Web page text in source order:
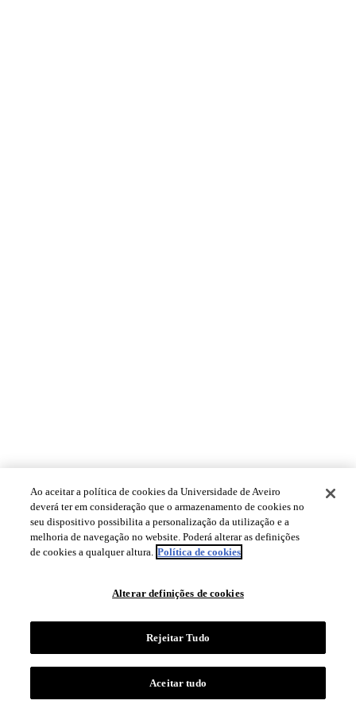
Ao aceitar a política de cookies da Universidade de Aveiro
deverá ter em consideração que o armazenamento de cookies no
seu dispositivo possibilita a personalização da utilização e a
melhoria de navegação no website. Poderá alterar as definições
de cookies a qualquer altura. Política de cookies
Alterar definições de cookies
Rejeitar Tudo
Aceitar tudo